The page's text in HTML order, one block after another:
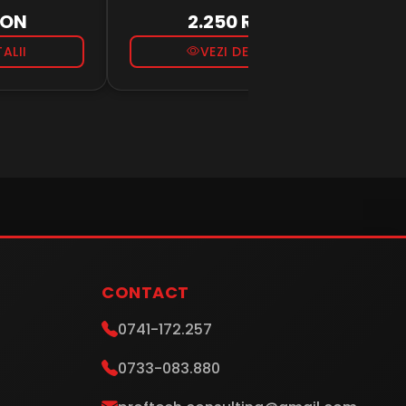
de mulți ani...2.250 RON
VEZI DETALII
CONTACT
0741-172.257
0733-083.880